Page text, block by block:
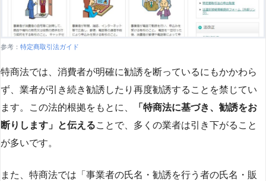
参考： 特定商取引法ガイド
特商法では、消費者が明確に勧誘を断っているにもかかわら
ず、業者が引き続き勧誘したり再度勧誘することを禁じてい
ます。この法的根拠をもとに、
「特商法に基づき、勧誘をお
断りします」と伝えることで、多くの業者は引き下がること
が多いです​​。
また、特商法では「事業者の氏名・勧誘を行う者の氏名・販